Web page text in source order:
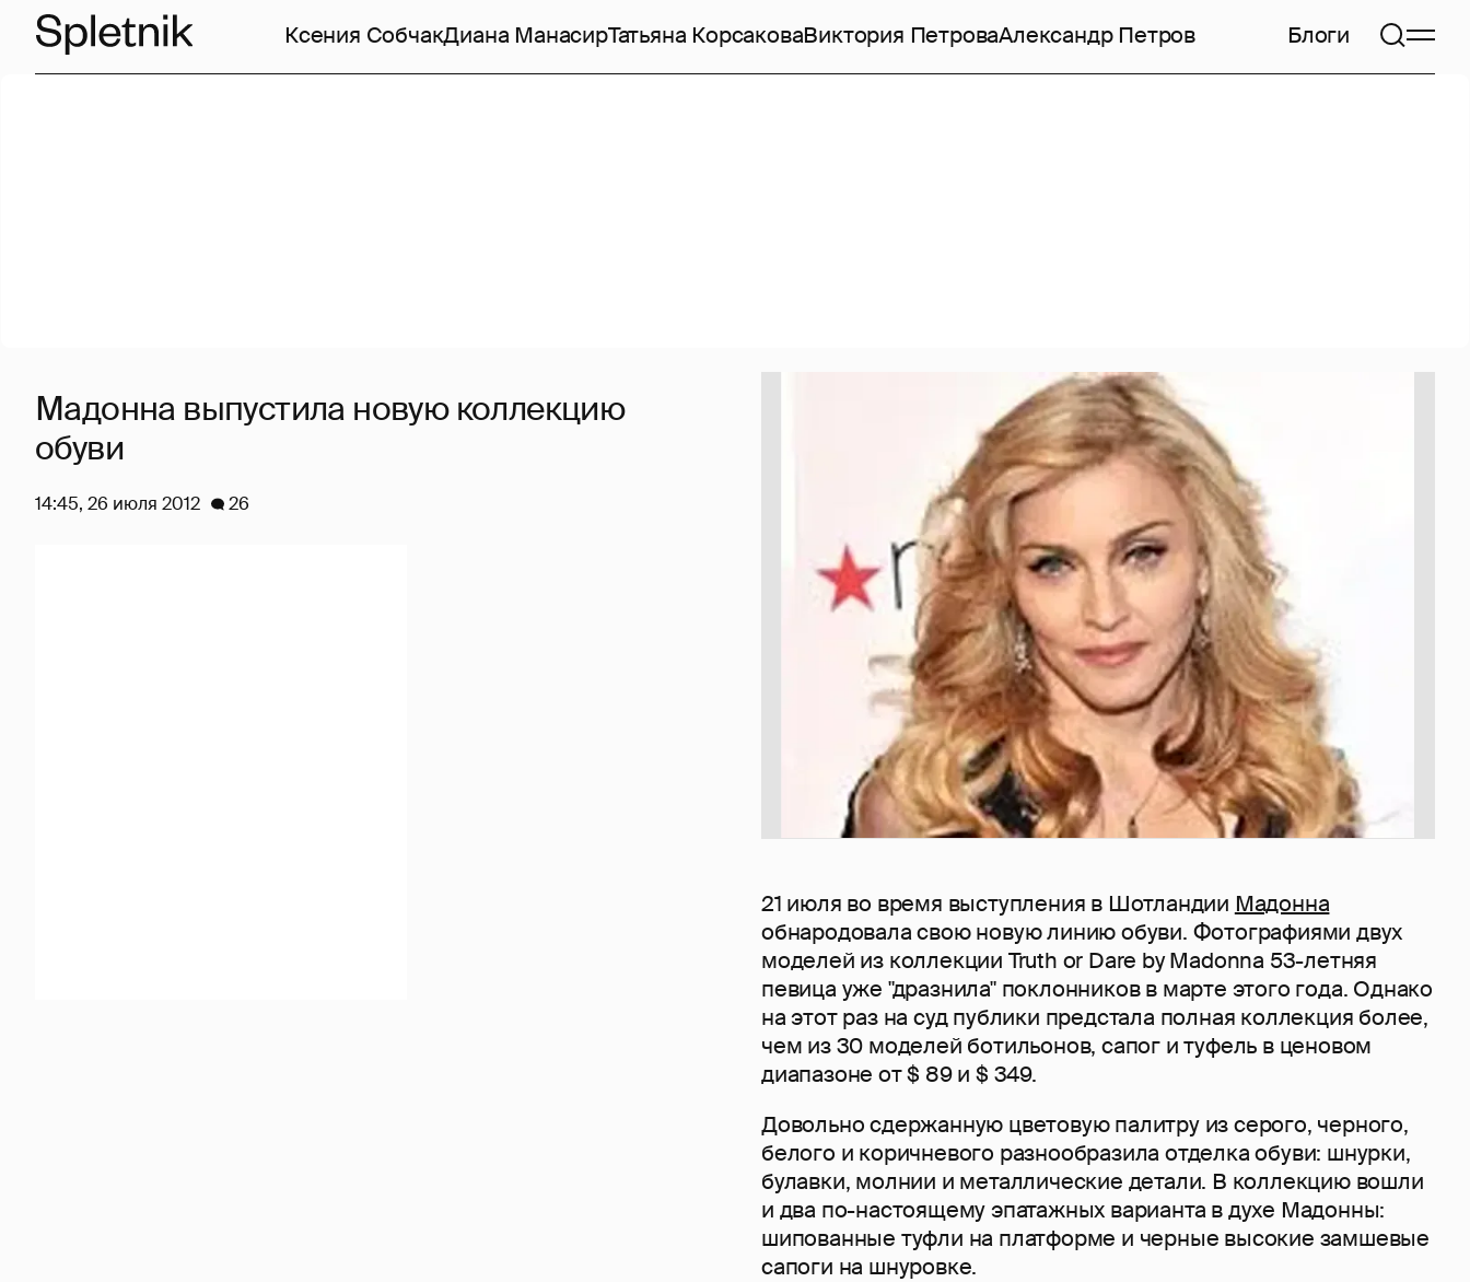
Ксения СобчакДиана МанасирТатьяна КорсаковаВиктория ПетроваАлександр Петров Блоги
21 июля во время выступления в Шотландии Мадонна
обнародовала свою новую линию обуви. Фотографиями двух
моделей из коллекции Truth or Dare by Madonna 53-летняя
певица уже "дразнила" поклонников в марте этого года. Однако
на этот раз на суд публики предстала полная коллекция более,
чем из 30 моделей ботильонов, сапог и туфель в ценовом
диапазоне от $ 89 и $ 349.
Довольно сдержанную цветовую палитру из серого, черного,
белого и коричневого разнообразила отделка обуви: шнурки,
булавки, молнии и металлические детали. В коллекцию вошли
и два по-настоящему эпатажных варианта в духе Мадонны:
шипованные туфли на платформе и черные высокие замшевые
сапоги на шнуровке.
Мадонна выпустила новую коллекцию
обуви
14:45, 26 июля 2012 26